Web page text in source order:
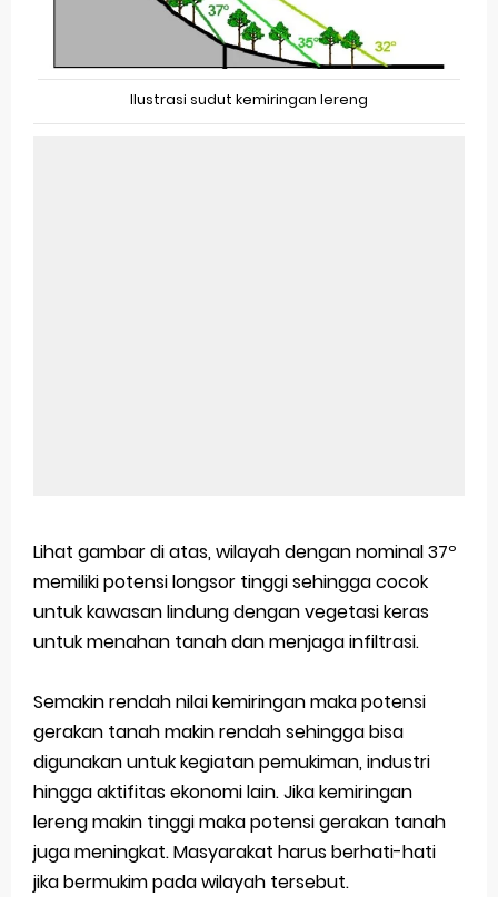
Ilustrasi sudut kemiringan lereng
Lihat gambar di atas, wilayah dengan nominal 37º
memiliki potensi longsor tinggi sehingga cocok
untuk kawasan lindung dengan vegetasi keras
untuk menahan tanah dan menjaga infiltrasi.
Semakin rendah nilai kemiringan maka potensi
gerakan tanah makin rendah sehingga bisa
digunakan untuk kegiatan pemukiman, industri
hingga aktifitas ekonomi lain. Jika kemiringan
lereng makin tinggi maka potensi gerakan tanah
juga meningkat. Masyarakat harus berhati-hati
jika bermukim pada wilayah tersebut.